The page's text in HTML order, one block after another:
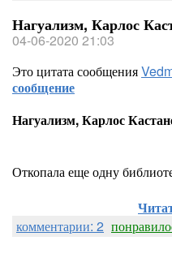
Нагуализм, Карлос
04-06-2020 21:03
Это цитата сообщения
сообщение
Нагуализм, Карлос
Откопала еще одну
комментарии: 2